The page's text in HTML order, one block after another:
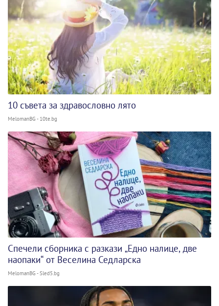
10 съвета за здравословно лято
MelomanBG - 10te.bg
Спечели сборника с разкази „Едно налице, две
наопаки“ от Веселина Седларска
MelomanBG - Sled5.bg